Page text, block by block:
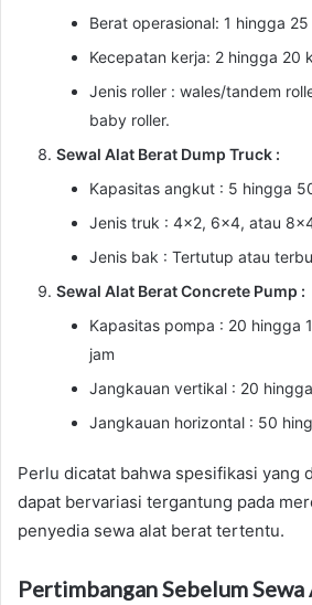
Berat operasional: 1 hingga 25
Kecepatan kerja: 2 hingga 20
Jenis roller : wales/tandem
baby roller.
Sewal Alat Berat Dump Truck :
Kapasitas angkut : 5 hingga
Jenis truk : 4×2, 6×4, atau
Jenis bak : Tertutup atau
Sewal Alat Berat Concrete Pump :
Kapasitas pompa : 20 hingga
jam
Jangkauan vertikal : 20
Jangkauan horizontal : 50
Perlu dicatat bahwa spesifikasi yang
dapat bervariasi tergantung pada
penyedia sewa alat berat tertentu.
Pertimbangan Sebelum